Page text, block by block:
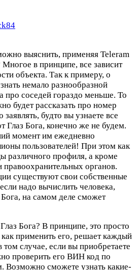
выяснить, применяя Teleram
в принципе, все зависит
объекта. Так к примеру, о
немало разнообразной
про соседей гораздо меньше. То
будет рассказать про номер
заявлять, будто вы узнаете все
Глаз Бога, конечно же не будем.
момент им ежедневно
пользователей! При этом как
различного профиля, а кроме
правоохранительных органов.
существуют свои собственные
надо вычислить человека,
на самом деле сможет
Бога? В принципе, это просто
применить его, решает каждый
случае, если вы приобретаете
проверить его ВИН код по
Возможно сможете узнать какие-